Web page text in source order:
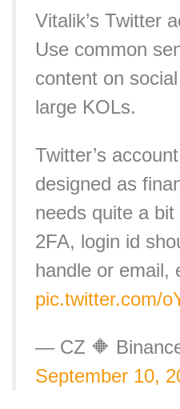
Vitalik’s Twitter
Use common
content on
large KOLs.
Twitter’s
designed as
needs quite a
2FA, login id
handle or
pic.twitter.com/
— CZ 🔶
September 10,